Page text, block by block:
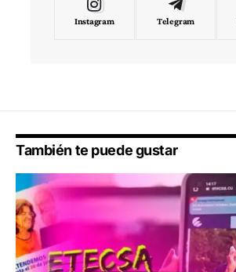
Instagram Telegram
También te puede gustar